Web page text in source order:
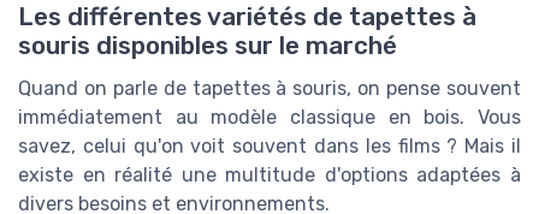
Les différentes variétés de tapettes à
souris disponibles sur le marché
Quand on parle de tapettes à souris, on pense souvent
immédiatement au modèle classique en bois. Vous
savez, celui qu'on voit souvent dans les films ? Mais il
existe en réalité une multitude d'options adaptées à
divers besoins et environnements.